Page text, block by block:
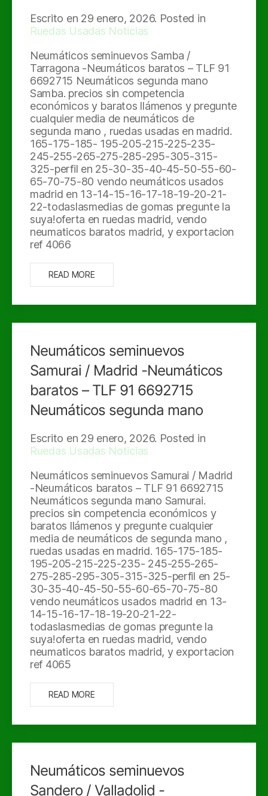
Escrito en 29 enero, 2026. Posted in
Ruedas Usadas Noticias
Neumáticos seminuevos Samba /
Tarragona -Neumáticos baratos – TLF 91
6692715 Neumáticos segunda mano
Samba. precios sin competencia
económicos y baratos llámenos y pregunte
cualquier media de neumáticos de
segunda mano , ruedas usadas en madrid.
165-175-185- 195-205-215-225-235-
245-255-265-275-285-295-305-315-
325-perfil en 25-30-35-40-45-50-55-60-
65-70-75-80 vendo neumáticos usados
madrid en 13-14-15-16-17-18-19-20-21-
22-todaslasmedias de gomas pregunte la
suya!oferta en ruedas madrid, vendo
neumaticos baratos madrid, y exportacion
ref 4066
READ MORE
Neumáticos seminuevos
Samurai / Madrid -Neumáticos
baratos – TLF 91 6692715
Neumáticos segunda mano
Escrito en 29 enero, 2026. Posted in
Ruedas Usadas Noticias
Neumáticos seminuevos Samurai / Madrid
-Neumáticos baratos – TLF 91 6692715
Neumáticos segunda mano Samurai.
precios sin competencia económicos y
baratos llámenos y pregunte cualquier
media de neumáticos de segunda mano ,
ruedas usadas en madrid. 165-175-185-
195-205-215-225-235- 245-255-265-
275-285-295-305-315-325-perfil en 25-
30-35-40-45-50-55-60-65-70-75-80
vendo neumáticos usados madrid en 13-
14-15-16-17-18-19-20-21-22-
todaslasmedias de gomas pregunte la
suya!oferta en ruedas madrid, vendo
neumaticos baratos madrid, y exportacion
ref 4065
READ MORE
Neumáticos seminuevos
Sandero / Valladolid -